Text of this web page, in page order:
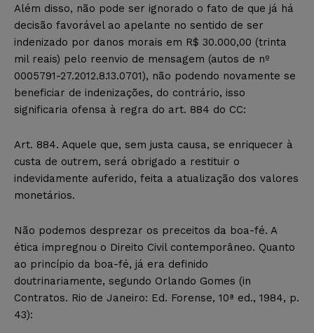
Além disso, não pode ser ignorado o fato de que já há
decisão favorável ao apelante no sentido de ser
indenizado por danos morais em R$ 30.000,00 (trinta
mil reais) pelo reenvio de mensagem (autos de nº
0005791-27.2012.8.13.0701), não podendo novamente se
beneficiar de indenizações, do contrário, isso
significaria ofensa à regra do art. 884 do CC:
Art. 884. Aquele que, sem justa causa, se enriquecer à
custa de outrem, será obrigado a restituir o
indevidamente auferido, feita a atualização dos valores
monetários.
Não podemos desprezar os preceitos da boa-fé. A
ética impregnou o Direito Civil contemporâneo. Quanto
ao princípio da boa-fé, já era definido
doutrinariamente, segundo Orlando Gomes (in
Contratos. Rio de Janeiro: Ed. Forense, 10ª ed., 1984, p.
43):